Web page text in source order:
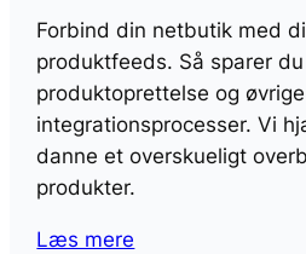
Forbind din netbutik med
produktfeeds. Så sparer
produktoprettelse og øvrige
integrationsprocesser. Vi
danne et overskueligt
produkter.
Læs mere